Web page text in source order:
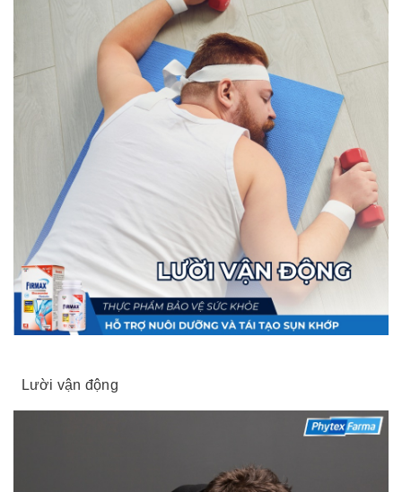
Lười vận động